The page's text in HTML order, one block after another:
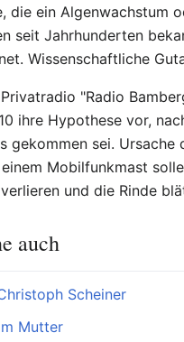
die ein Algenwachstum
seit Jahrhunderten
Wissenschaftliche
"Radio
ihre Hypothese vor,
gekommen sei.
Mobilfunkmast
und die Rinde
auch
Scheiner
Mutter